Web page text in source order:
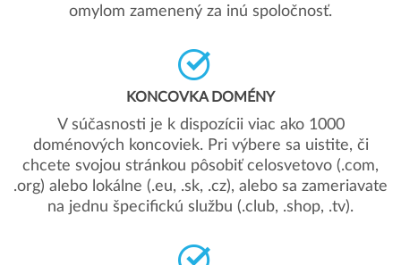
omylom zamenený za inú spoločnosť.
KONCOVKA DOMÉNY
V súčasnosti je k dispozícii viac ako 1000
doménových koncoviek. Pri výbere sa uistite, či
chcete svojou stránkou pôsobiť celosvetovo (.com,
.org) alebo lokálne (.eu, .sk, .cz), alebo sa zameriavate
na jednu špecifickú službu (.club, .shop, .tv).